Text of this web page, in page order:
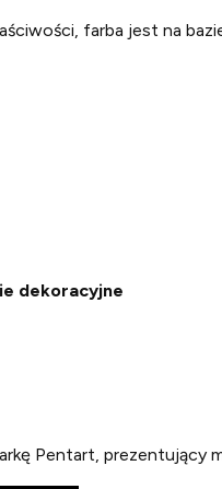
farba jest na
dekoracyjne
Pentart, prezentujący